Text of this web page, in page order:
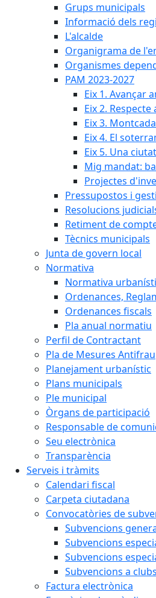
Grups municipals
Informació dels
L'alcalde
Organigrama de
Organismes
PAM 2023-2027
Eix 1. Avançar
Eix 2.
Eix 3.
Eix 4. El
Eix 5. Una
Mig mandat:
Projectes
Pressupostos i
Resolucions
Retiment de
Tècnics municipals
Junta de govern local
Normativa
Normativa
Ordenances,
Ordenances fiscals
Pla anual normatiu
Perfil de Contractant
Pla de Mesures Antifrau
Planejament urbanístic
Plans municipals
Ple municipal
Òrgans de participació
Responsable de
Seu electrònica
Transparència
Serveis i tràmits
Calendari fiscal
Carpeta ciutadana
Convocatòries de
Subvencions
Subvencions
Subvencions
Subvencions a
Factura electrònica